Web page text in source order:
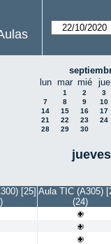
lun mar mié jue
1 2
3
7
8 9
10
14
15 16
17
21
22 23
24
28
29 30
[25] Aula TIC (A305)
(24)